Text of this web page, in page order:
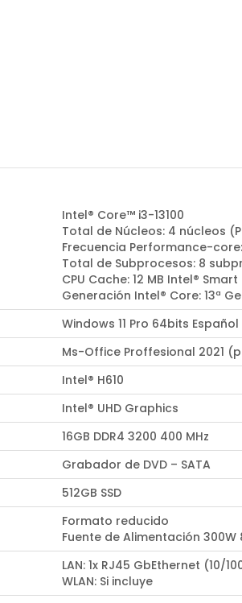
Intel® Core™ i3-13100
Total de Núcleos: 4 núcleos
Frecuencia Performance-
Total de Subprocesos: 8
CPU Cache: 12 MB Intel®
Generación Intel® Core: 13ª
Windows 11 Pro 64bits Español
Ms-Office Proffesional 2021
Intel® H610
Intel® UHD Graphics
16GB DDR4 3200 400 MHz
Grabador de DVD – SATA
512GB SSD
Formato reducido
Fuente de Alimentación 300W
LAN: 1x RJ45 GbEthernet (10/
WLAN: Si incluye